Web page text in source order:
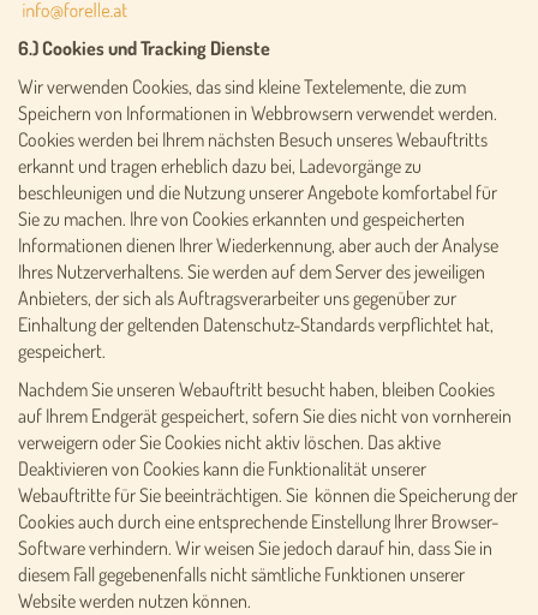
6.) Cookies und Tracking Dienste
Wir verwenden Cookies, das sind kleine Textelemente, die zum
Speichern von Informationen in Webbrowsern verwendet werden.
Cookies werden bei Ihrem nächsten Besuch unseres Webauftritts
erkannt und tragen erheblich dazu bei, Ladevorgänge zu
beschleunigen und die Nutzung unserer Angebote komfortabel für
Sie zu machen. Ihre von Cookies erkannten und gespeicherten
Informationen dienen Ihrer Wiederkennung, aber auch der Analyse
Ihres Nutzerverhaltens. Sie werden auf dem Server des jeweiligen
Anbieters, der sich als Auftragsverarbeiter uns gegenüber zur
Einhaltung der geltenden Datenschutz-Standards verpflichtet hat,
gespeichert.
Nachdem Sie unseren Webauftritt besucht haben, bleiben Cookies
auf Ihrem Endgerät gespeichert, sofern Sie dies nicht von vornherein
verweigern oder Sie Cookies nicht aktiv löschen. Das aktive
Deaktivieren von Cookies kann die Funktionalität unserer
Webauftritte für Sie beeinträchtigen. Sie können die Speicherung der
Cookies auch durch eine entsprechende Einstellung Ihrer Browser-
Software verhindern. Wir weisen Sie jedoch darauf hin, dass Sie in
diesem Fall gegebenenfalls nicht sämtliche Funktionen unserer
Website werden nutzen können.